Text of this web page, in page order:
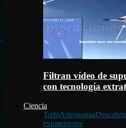
Filtran vídeo de
con tecnología
Ciencia
TodoAstronomía
extraterrestre